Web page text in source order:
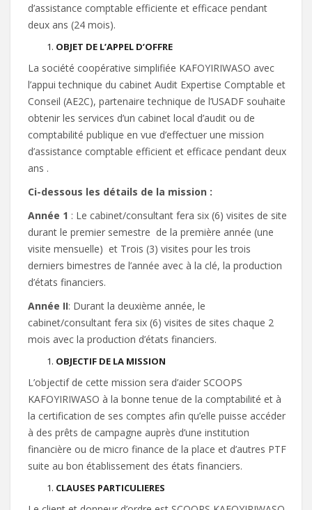
d’assistance comptable efficiente et efficace pendant
deux ans (24 mois).
OBJET DE L’APPEL D’OFFRE
La société coopérative simplifiée KAFOYIRIWASO avec
l’appui technique du cabinet Audit Expertise Comptable et
Conseil (AE2C), partenaire technique de l’USADF souhaite
obtenir les services d’un cabinet local d’audit ou de
comptabilité publique en vue d’effectuer une mission
d’assistance comptable efficient et efficace pendant deux
ans .
Ci-dessous les détails de la mission :
Année 1 : Le cabinet/consultant fera six (6) visites de site
durant le premier semestre de la première année (une
visite mensuelle) et Trois (3) visites pour les trois
derniers bimestres de l’année avec à la clé, la production
d’états financiers.
Année II: Durant la deuxième année, le
cabinet/consultant fera six (6) visites de sites chaque 2
mois avec la production d’états financiers.
OBJECTIF DE LA MISSION
L’objectif de cette mission sera d’aider SCOOPS
KAFOYIRIWASO à la bonne tenue de la comptabilité et à
la certification de ses comptes afin qu’elle puisse accéder
à des prêts de campagne auprès d’une institution
financière ou de micro finance de la place et d’autres PTF
suite au bon établissement des états financiers.
CLAUSES PARTICULIERES